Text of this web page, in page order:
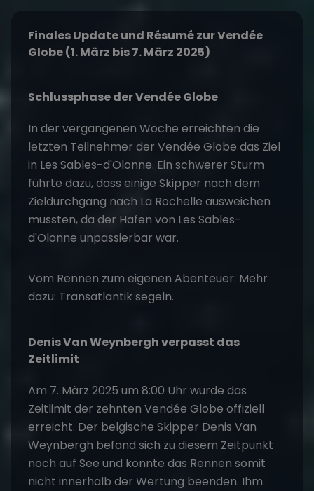
Finales Update und Résumé zur Vendée
Globe (1. März bis 7. März 2025)
Schlussphase der Vendée Globe
In der vergangenen Woche erreichten die
letzten Teilnehmer der Vendée Globe das Ziel
in Les Sables-d'Olonne. Ein schwerer Sturm
führte dazu, dass einige Skipper nach dem
Zieldurchgang nach La Rochelle ausweichen
mussten, da der Hafen von Les Sables-
d'Olonne unpassierbar war.
Vom Rennen zum eigenen Abenteuer: Mehr
dazu: Transatlantik segeln.
Denis Van Weynbergh verpasst das
Zeitlimit
Am 7. März 2025 um 8:00 Uhr wurde das
Zeitlimit der zehnten Vendée Globe offiziell
erreicht. Der belgische Skipper Denis Van
Weynbergh befand sich zu diesem Zeitpunkt
noch auf See und konnte das Rennen somit
nicht innerhalb der Wertung beenden. Ihm